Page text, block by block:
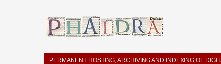
PERMANENT HOSTING, ARCHIVING AND INDEXING OF